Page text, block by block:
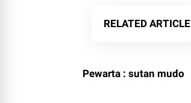
RELATED ARTICLE
Pewarta : sutan mudo